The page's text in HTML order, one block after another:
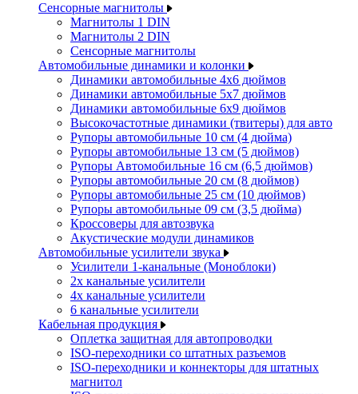
Сенсорные магнитолы
Магнитолы 1 DIN
Магнитолы 2 DIN
Сенсорные магнитолы
Автомобильные динамики и колонки
Динамики автомобильные 4x6 дюймов
Динамики автомобильные 5x7 дюймов
Динамики автомобильные 6x9 дюймов
Высокочастотные динамики (твитеры) для авто
Рупоры автомобильные 10 см (4 дюйма)
Рупоры автомобильные 13 см (5 дюймов)
Рупоры Автомобильные 16 см (6,5 дюймов)
Рупоры автомобильные 20 см (8 дюймов)
Рупоры автомобильные 25 см (10 дюймов)
Рупоры автомобильные 09 см (3,5 дюйма)
Кроссоверы для автозвука
Акустические модули динамиков
Автомобильные усилители звука
Усилители 1-канальные (Моноблоки)
2х канальные усилители
4х канальные усилители
6 канальные усилители
Кабельная продукция
Оплетка защитная для автопроводки
ISO-переходники со штатных разъемов
ISO-переходники и коннекторы для штатных
магнитол